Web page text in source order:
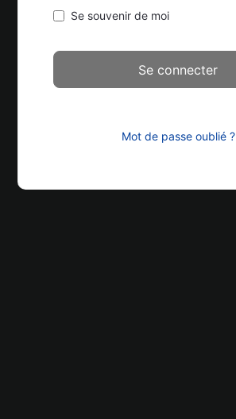
Se souvenir de moi
Mot de passe oublié ?